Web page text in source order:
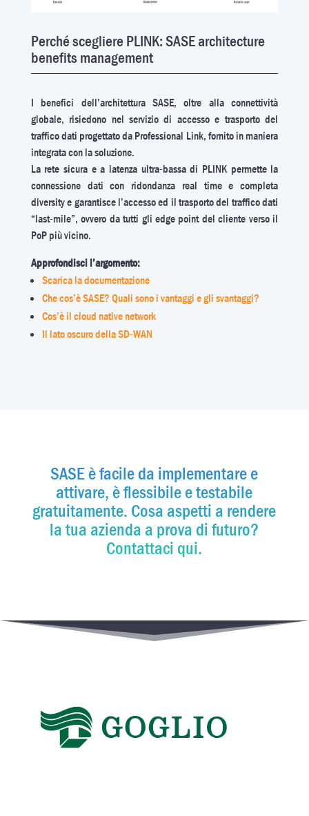
Perché scegliere PLINK: SASE architecture
benefits management
I benefici dell’architettura SASE, oltre alla connettività
globale, risiedono nel servizio di accesso e trasporto del
traffico dati progettato da Professional Link, fornito in maniera
integrata con la soluzione.
La rete sicura e a latenza ultra-bassa di PLINK permette la
connessione dati con ridondanza real time e completa
diversity e garantisce l’accesso ed il trasporto del traffico dati
“last-mile”, ovvero da tutti gli edge point del cliente verso il
PoP più vicino.
Approfondisci l’argomento:
Scarica la documentazione
Che cos’è SASE? Quali sono i vantaggi e gli svantaggi?
Cos’è il cloud native network
Il lato oscuro della SD-WAN
SASE è facile da implementare e
attivare, è flessibile e testabile
gratuitamente. Cosa aspetti a rendere
la tua azienda a prova di futuro?
Contattaci qui.